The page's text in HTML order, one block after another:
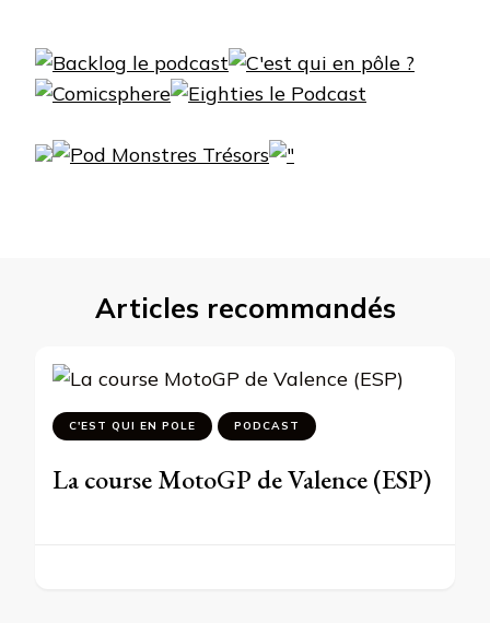
Articles recommandés
C'EST QUI EN POLE PODCAST
La course MotoGP de Valence (ESP)